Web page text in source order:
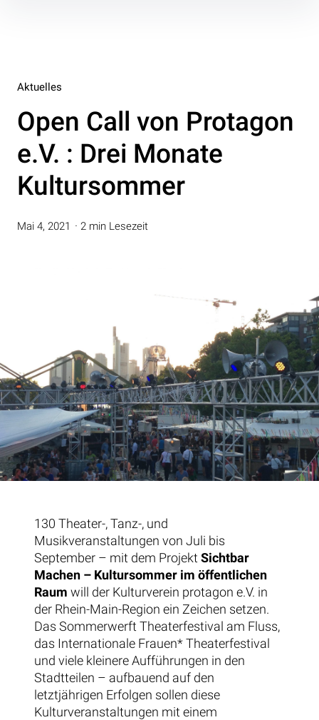
Aktuelles
Open Call von Protagon
e.V. : Drei Monate
Kultursommer
Mai 4, 2021 2 min Lesezeit
130 Theater-, Tanz-, und
Musikveranstaltungen von Juli bis
September – mit dem Projekt Sichtbar
Machen – Kultursommer im öffentlichen
Raum will der Kulturverein protagon e.V. in
der Rhein-Main-Region ein Zeichen setzen.
Das Sommerwerft Theaterfestival am Fluss,
das Internationale Frauen* Theaterfestival
und viele kleinere Aufführungen in den
Stadtteilen – aufbauend auf den
letztjährigen Erfolgen sollen diese
Kulturveranstaltungen mit einem